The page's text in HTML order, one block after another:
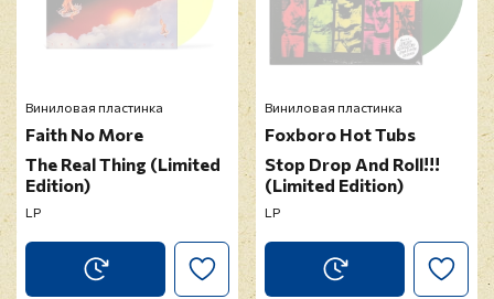
Виниловая пластинка
Faith No More
The Real Thing (Limited
Edition)
LP
Виниловая пластинка
Foxboro Hot Tubs
Stop Drop And Roll!!!
(Limited Edition)
LP